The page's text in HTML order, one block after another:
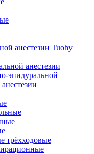
анестезии Tuohy
анестезии
эпидуральной
трёхходовые